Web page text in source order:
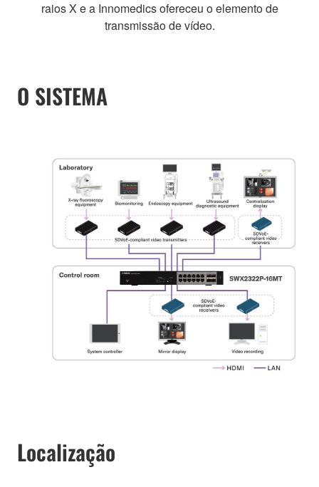
raios X e a Innomedics ofereceu o elemento de
transmissão de vídeo.
O SISTEMA
Localização